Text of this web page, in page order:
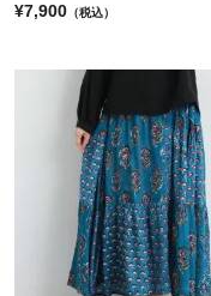
¥7,900 （税込）